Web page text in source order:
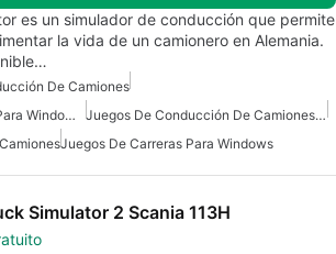
es un simulador de conducción que permite
la vida de un camionero en Alemania.
De Camiones
Simulador De Camiones Para Windows 7
Juegos De Conducción De Camiones Para Windows
Juegos De Carreras Para Windows
Simulator 2 Scania 113H